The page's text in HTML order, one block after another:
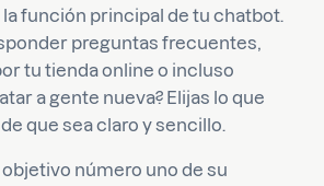
función principal de tu chatbot.
preguntas frecuentes,
tu tienda online o incluso
a gente nueva? Elijas lo que
que sea claro y sencillo.
número uno de su